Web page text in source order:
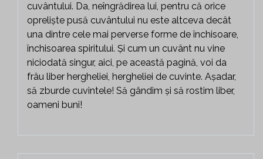
cuvântului. Da, neîngrădirea lui, pentru că orice
opreliște pusă cuvântului nu este altceva decât
una dintre cele mai perverse forme de închisoare,
închisoarea spiritului. Și cum un cuvânt nu vine
niciodată singur, aici, pe această pagină, voi da
frâu liber hergheliei, hergheliei de cuvinte. Așadar,
să zburde cuvintele! Să gândim și să rostim liber,
oameni buni!